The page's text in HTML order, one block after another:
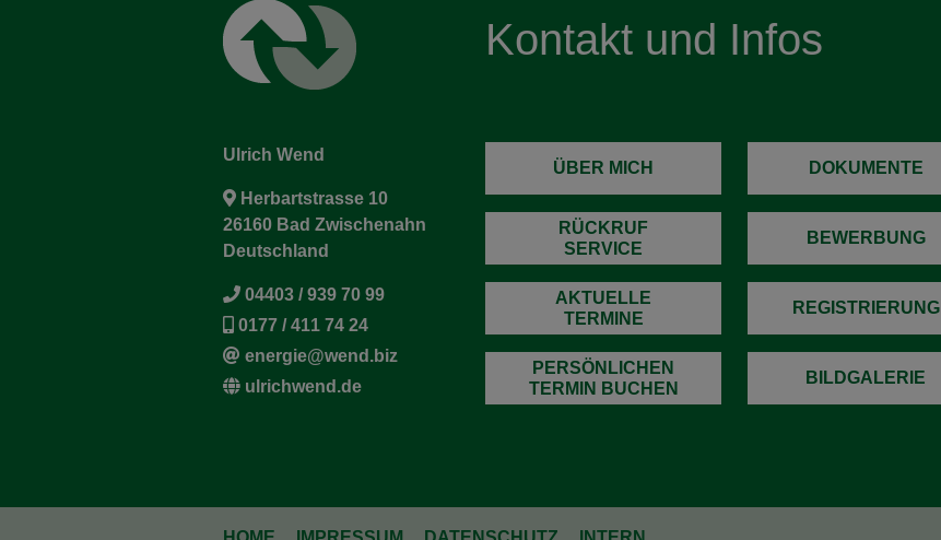
Kontakt und Infos
Ulrich Wend
Herbartstrasse 10
26160 Bad Zwischenahn
Deutschland
04403 / 939 70 99
0177 / 411 74 24
energie@wend.biz
ulrichwend.de
ÜBER MICH
RÜCKRUF
SERVICE
AKTUELLE
TERMINE
PERSÖNLICHEN
TERMIN BUCHEN
DOKUMENTE
BEWERBUNG
REGISTRIERUNG
BILDGALERIE